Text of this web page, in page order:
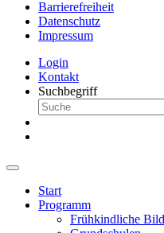
Barrierefreiheit
Datenschutz
Impressum
Login
Kontakt
Suchbegriff
Start
Programm
Frühkindliche